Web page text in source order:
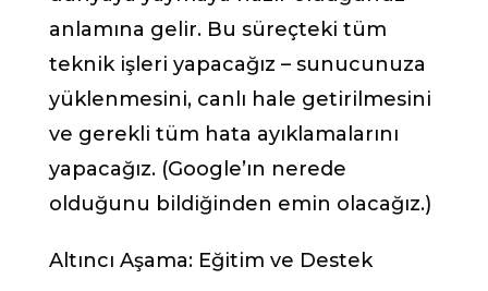
anlamına gelir. Bu süreçteki tüm
teknik işleri yapacağız – sunucunuza
yüklenmesini, canlı hale getirilmesini
ve gerekli tüm hata ayıklamalarını
yapacağız. (Google’ın nerede
olduğunu bildiğinden emin olacağız.)
Altıncı Aşama: Eğitim ve Destek